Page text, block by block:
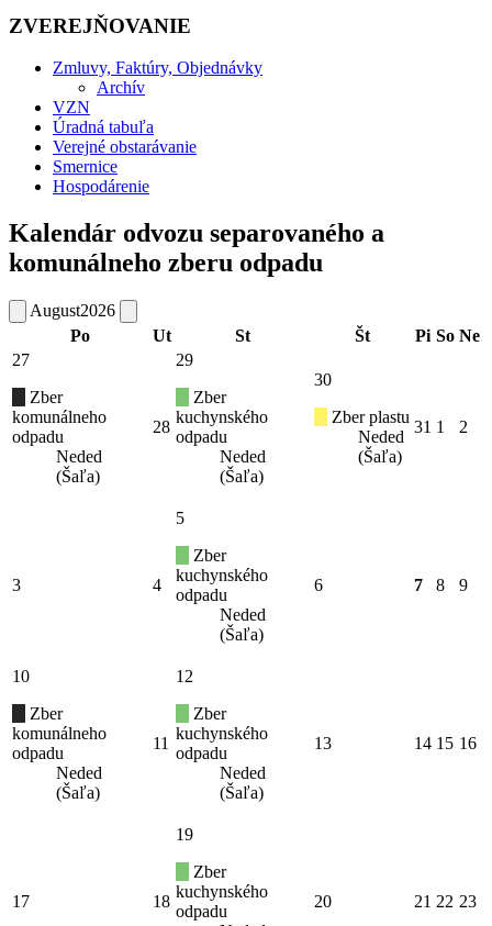
ZVEREJŇOVANIE
Zmluvy, Faktúry, Objednávky
Archív
VZN
Úradná tabuľa
Verejné obstarávanie
Smernice
Hospodárenie
Kalendár odvozu separovaného a
komunálneho zberu odpadu
August2026
Po
Ut St Št Pi So Ne
27
Zber
komunálneho
odpadu
Neded
(Šaľa)
28
29
Zber
kuchynského
odpadu
Neded
(Šaľa)
30
Zber plastu
Neded
(Šaľa)
31 1 2
3 4
5
Zber
kuchynského
odpadu
Neded
(Šaľa)
6 7 8 9
10
Zber
komunálneho
odpadu
Neded
(Šaľa)
11
12
Zber
kuchynského
odpadu
Neded
(Šaľa)
13 14 15 16
17 18
19
Zber
kuchynského
odpadu
20 21 22 23